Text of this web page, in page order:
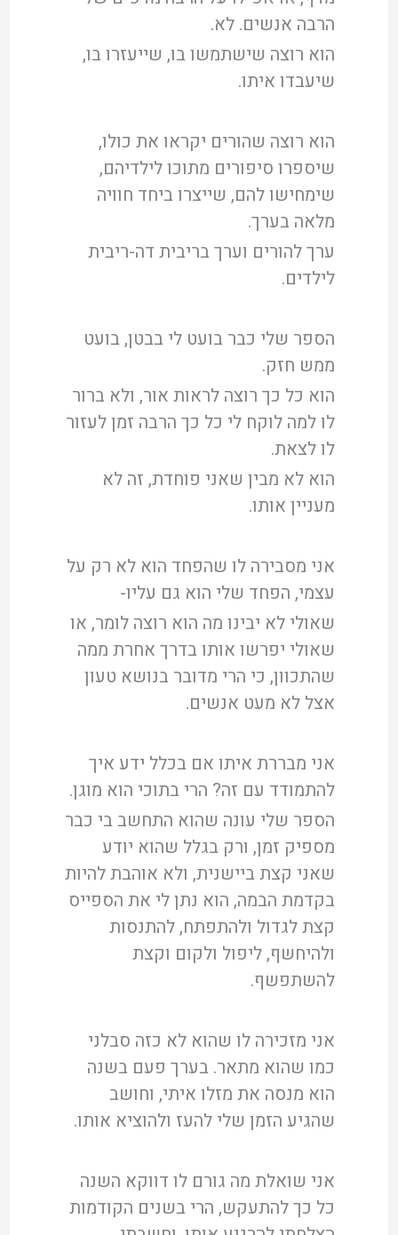
הרבה אנשים. לא.
הוא רוצה שישתמשו בו, שייעזרו בו,
שיעבדו איתו.
הוא רוצה שהורים יקראו את כולו,
שיספרו סיפורים מתוכו לילדיהם,
שימחישו להם, שייצרו ביחד חוויה
מלאה בערך.
ערך להורים וערך בריבית דה-ריבית
לילדים.
הספר שלי כבר בועט לי בבטן, בועט
ממש חזק.
הוא כל כך רוצה לראות אור, ולא ברור
לו למה לוקח לי כל כך הרבה זמן לעזור
לו לצאת.
הוא לא מבין שאני פוחדת, זה לא
מעניין אותו.
אני מסבירה לו שהפחד הוא לא רק על
עצמי, הפחד שלי הוא גם עליו-
שאולי לא יבינו מה הוא רוצה לומר, או
שאולי יפרשו אותו בדרך אחרת ממה
שהתכוון, כי הרי מדובר בנושא טעון
אצל לא מעט אנשים.
אני מבררת איתו אם בכלל ידע איך
להתמודד עם זה? הרי בתוכי הוא מוגן.
הספר שלי עונה שהוא התחשב בי כבר
מספיק זמן, ורק בגלל שהוא יודע
שאני קצת ביישנית, ולא אוהבת להיות
בקדמת הבמה, הוא נתן לי את הספייס
קצת לגדול ולהתפתח, להתנסות
ולהיחשף, ליפול ולקום וקצת
להשתפשף.
אני מזכירה לו שהוא לא כזה סבלני
כמו שהוא מתאר. בערך פעם בשנה
הוא מנסה את מזלו איתי, וחושב
שהגיע הזמן שלי להעז ולהוציא אותו.
אני שואלת מה גורם לו דווקא השנה
כל כך להתעקש, הרי בשנים הקודמות